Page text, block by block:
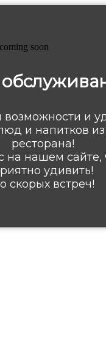
и
и напитков
ресторана!
на нашем сайте,
удивить!
скорых встреч!